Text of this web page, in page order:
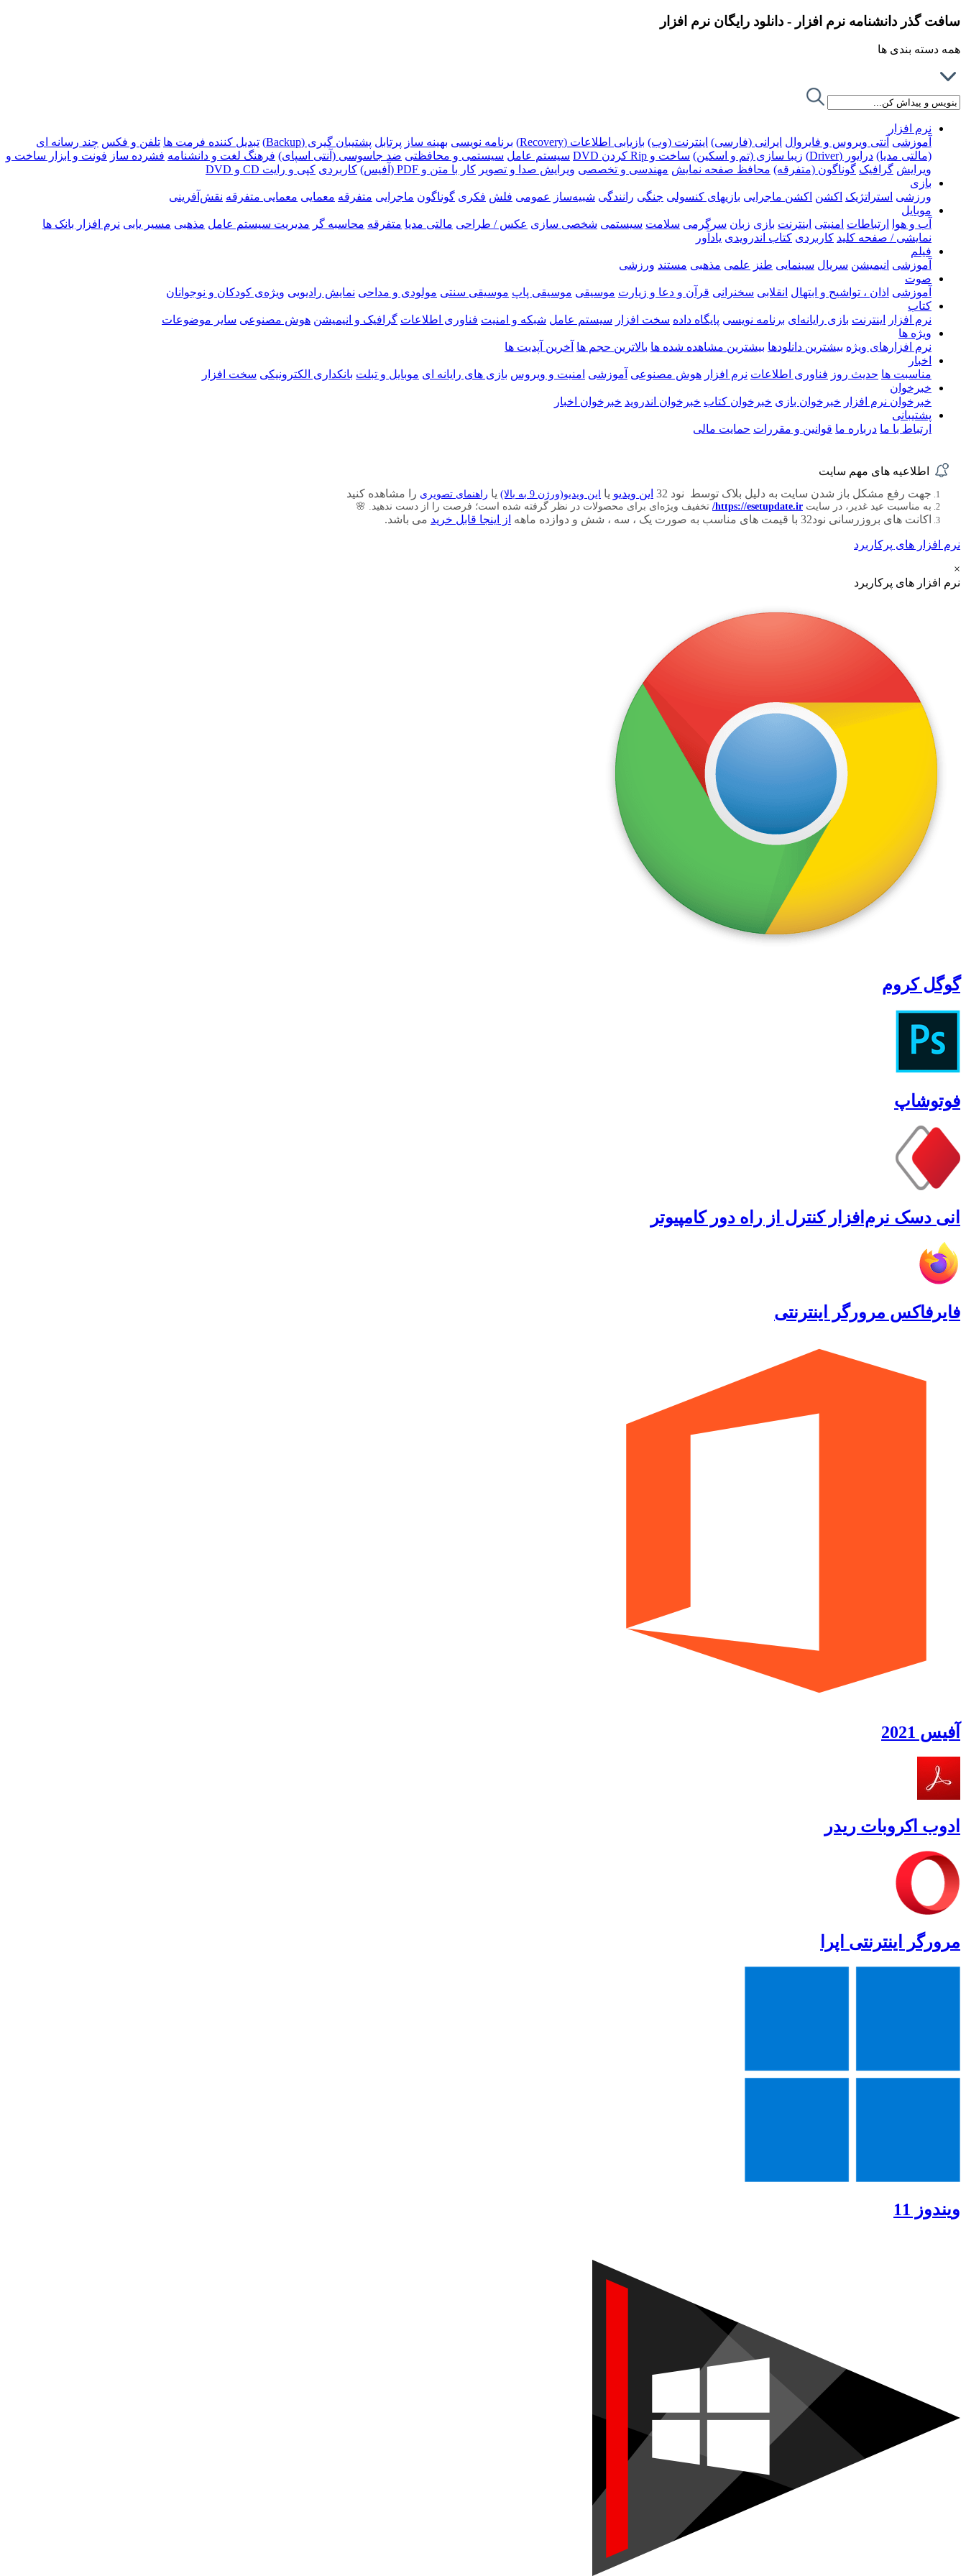
سافت گذر دانشنامه نرم افزار - دانلود رایگان نرم افزار
همه دسته بندی ها
نرم افزار
آموزشی آنتی ویروس و فایروال ایرانی (فارسی) اینترنت (وب) بازیابی اطلاعات (Recovery) برنامه نویسی بهینه ساز پرتابل پشتیبان گیری (Backup) تبدیل کننده فرمت ها تلفن و فکس چند رسانه ای
(مالتی مدیا) درایور (Driver) زیبا سازی (تم و اسکین) ساخت و Rip کردن DVD سیستم عامل سیستمی و محافظتی ضد جاسوسی (آنتی اسپای) فرهنگ لغت و دانشنامه فشرده ساز فونت و ابزار ساخت و
ویرایش گرافیک گوناگون (متفرقه) محافظ صفحه نمایش مهندسی و تخصصی ویرایش صدا و تصویر کار با متن و PDF (آفیس) کاربردی کپی و رایت CD و DVD
بازی
ورزشی استراتژیک اکشن اکشن ماجرایی بازیهای کنسولی جنگی رانندگی شبیه‌ساز عمومی فلش فکری گوناگون ماجرایی متفرقه معمایی معمایی متفرقه نقش‌آفرینی
موبایل
آب و هوا
ارتباطات امنیتی اینترنت بازی زبان سرگرمی سلامت سیستمی شخصی سازی عکس / طراحی مالتی مدیا متفرقه محاسبه گر مدیریت سیستم عامل مذهبی مسیر یابی نرم افزار بانک ها
نمایشی / صفحه کلید کاربردی کتاب اندرویدی یادآور
فیلم
آموزشی انیمیشن سریال سینمایی طنز علمی مذهبی مستند ورزشی
صوت
آموزشی اذان ، تواشیح و ابتهال انقلابی سخنرانی قرآن و دعا و زیارت موسیقی موسیقی پاپ موسیقی سنتی مولودی و مداحی نمایش رادیویی ویژه‌ی کودکان و نوجوانان
کتاب
نرم افزار
اینترنت بازی رایانه‌ای برنامه نویسی پایگاه داده سخت افزار سیستم عامل شبکه و امنیت فناوری اطلاعات گرافیک و انیمیشن هوش مصنوعی سایر موضوعات
ویژه ها
نرم افزارهای ویژه بیشترین دانلودها بیشترین مشاهده شده ها بالاترین حجم ها آخرین آپدیت ها
اخبار
مناسبت ها حدیث روز فناوری اطلاعات نرم افزار هوش مصنوعی آموزشی امنیت و ویروس بازی های رایانه ای موبایل و تبلت بانکداری الکترونیکی سخت افزار
خبرخوان
خبرخوان نرم افزار خبرخوان بازی خبرخوان کتاب خبرخوان اندروید خبرخوان اخبار
پشتیبانی
ارتباط با ما درباره ما قوانین و مقررات حمایت مالی
اطلاعیه های مهم سایت
جهت رفع مشکل باز شدن سایت به دلیل بلاک توسط نود 32
این ویدیو یا این ویدیو(ورژن 9 به بالا) یا راهنمای تصویری را مشاهده کنید
به مناسبت عید غدیر، در سایت https://esetupdate.ir/ تخفیف ویژه‌ای برای محصولات در نظر گرفته شده است؛ فرصت را از دست ندهید. 🌸
اکانت های بروزرسانی نود32 با قیمت های مناسب به صورت یک ، سه ، شش و دوازده ماهه از اینجا قابل خرید می باشد.
نرم افزار های پرکاربرد
×
نرم افزار های پرکاربرد
گوگل کروم
فوتوشاپ
انی دسک نرم‌افزار کنترل از راه دور کامپیوتر
فایرفاکس مرورگر اینترنتی
آفیس 2021
ادوب اکروبات ریدر
مرورگر اینترنتی اپرا
ویندوز 11